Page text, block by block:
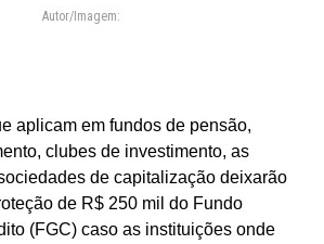
Autor/Imagem:
aplicam em fundos de pensão,
clubes de investimento, as
de capitalização deixarão
de R$ 250 mil do Fundo
(FGC) caso as instituições onde